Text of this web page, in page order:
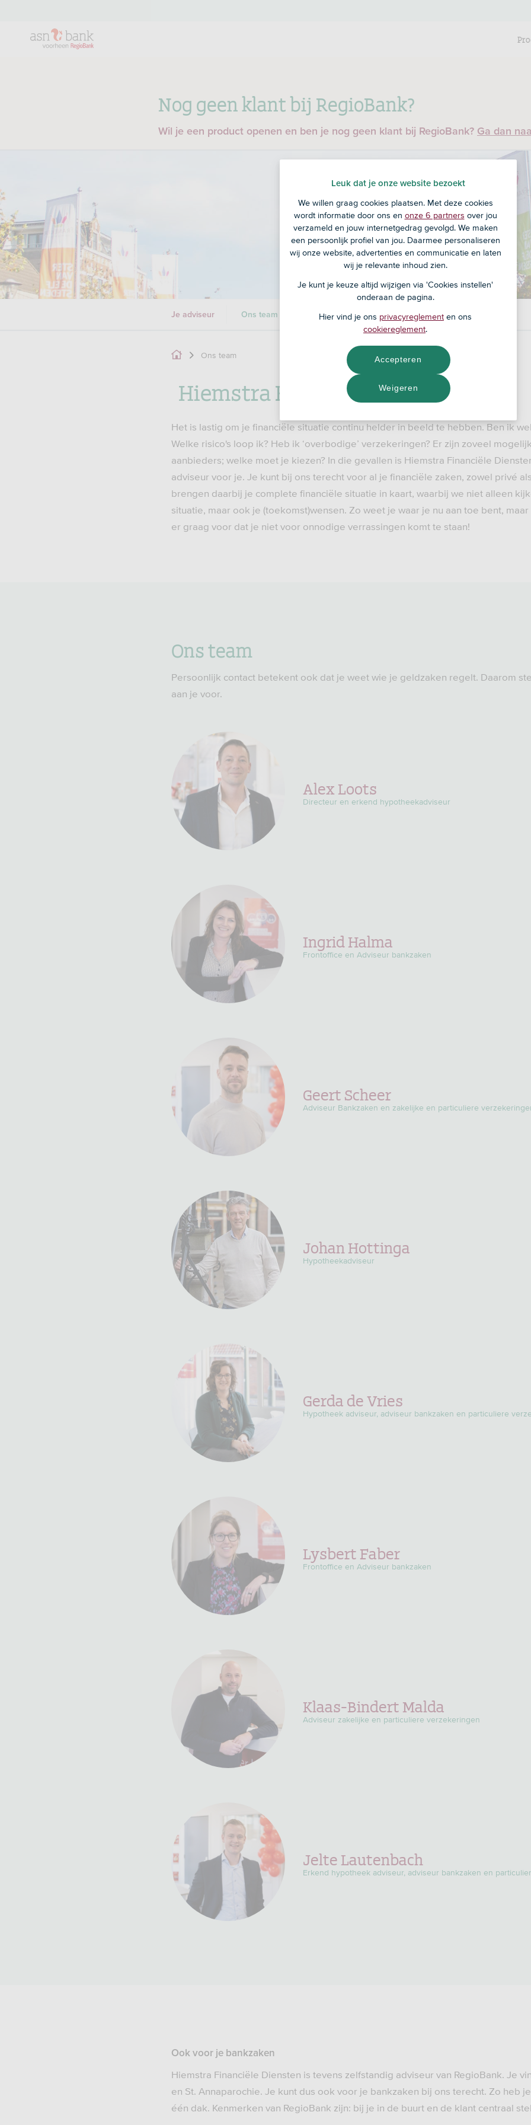
Nog geen klant bij RegioBank?
Wil je een product openen en ben je nog geen klant bij RegioBank? Ga dan
Je adviseur Ons team
Ons team
Hiemstra Financiële Diensten B.V.
Het is lastig om je financiële situatie continu helder in beeld te hebben. Ben ik
Welke risico's loop ik? Heb ik ‘overbodige’ verzekeringen? Er zijn zoveel
aanbieders; welke moet je kiezen? In die gevallen is Hiemstra Financiële
adviseur voor je. Je kunt bij ons terecht voor al je financiële zaken, zowel privé
brengen daarbij je complete financiële situatie in kaart, waarbij we niet alleen
situatie, maar ook je (toekomst)wensen. Zo weet je waar je nu aan toe bent,
er graag voor dat je niet voor onnodige verrassingen komt te staan!
Ons team
Persoonlijk contact betekent ook dat je weet wie je geldzaken regelt. Daarom
aan je voor.
Alex Loots
Directeur en erkend hypotheekadviseur
Ingrid Halma
Frontoffice en Adviseur bankzaken
Geert Scheer
Adviseur Bankzaken en zakelijke en particuliere
Johan Hottinga
Hypotheekadviseur
Gerda de Vries
Hypotheek adviseur, adviseur bankzaken en particuliere
Lysbert Faber
Frontoffice en Adviseur bankzaken
Klaas-Bindert Malda
Adviseur zakelijke en particuliere verzekeringen
Jelte Lautenbach
Erkend hypotheek adviseur, adviseur bankzaken en
Ook voor je bankzaken
Hiemstra Financiële Diensten is tevens zelfstandig adviseur van RegioBank. Je
en St. Annaparochie. Je kunt dus ook voor je bankzaken bij ons terecht. Zo heb
één dak. Kenmerken van RegioBank zijn: bij je in de buurt en de klant centraal
Leuk dat je onze website bezoekt
We willen graag cookies plaatsen. Met deze cookies
wordt informatie door ons en onze 6 partners over jou
verzameld en jouw internetgedrag gevolgd. We maken
een persoonlijk profiel van jou. Daarmee personaliseren
wij onze website, advertenties en communicatie en laten
wij je relevante inhoud zien.
Je kunt je keuze altijd wijzigen via 'Cookies instellen'
onderaan de pagina.
Hier vind je ons privacyreglement en ons
cookiereglement.
Weigeren
Accepteren